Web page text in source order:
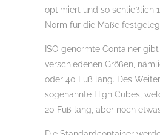
optimiert und so schließlich
Norm für die Maße
ISO genormte Container gibt
verschiedenen Größen,
oder 40 Fuß lang. Des
sogenannte High Cubes,
20 Fuß lang, aber noch